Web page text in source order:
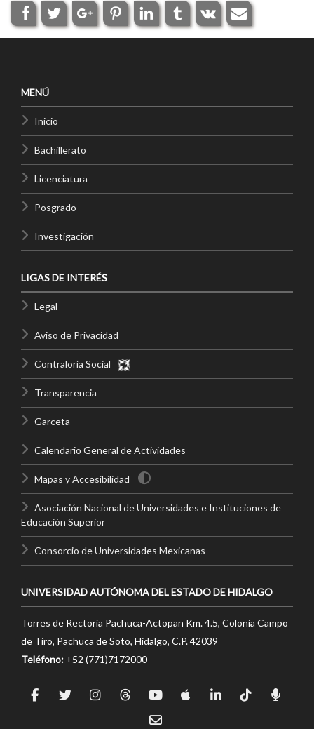
MENÚ
Inicio
Bachillerato
Licenciatura
Posgrado
Investigación
LIGAS DE INTERÉS
Legal
Aviso de Privacidad
Contraloría Social
Transparencia
Garceta
Calendario General de Actividades
Mapas y Accesibilidad
Asociación Nacional de Universidades e Instituciones de
Educación Superior
Consorcio de Universidades Mexicanas
UNIVERSIDAD AUTÓNOMA DEL ESTADO DE HIDALGO
Torres de Rectoría Pachuca-Actopan Km. 4.5, Colonia Campo
de Tiro, Pachuca de Soto, Hidalgo, C.P. 42039
Teléfono: +52 (771)7172000